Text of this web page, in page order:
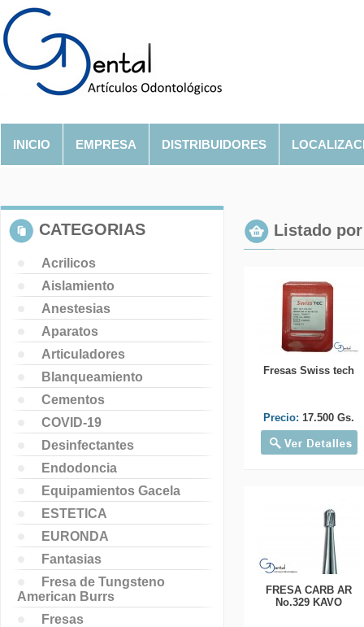
INICIO EMPRESA DISTRIBUIDORES
CATEGORIAS
Acrilicos
Aislamiento
Anestesias
Aparatos
Articuladores
Blanqueamiento
Cementos
COVID-19
Desinfectantes
Endodoncia
Equipamientos Gacela
ESTETICA
EURONDA
Fantasias
Fresa de Tungsteno
American Burrs
Fresas
Listado
Fresas Swiss tech
Precio: 17.500 Gs.
FRESA CARB AR
No.329 KAVO